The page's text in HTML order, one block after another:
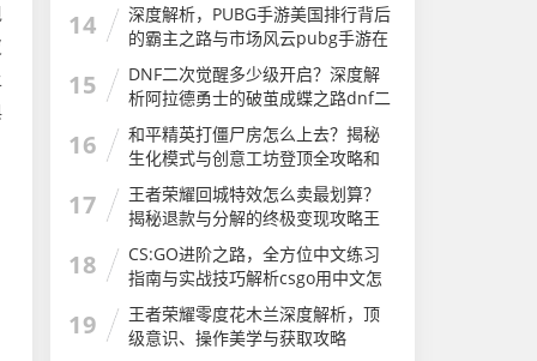
14
深度解析，PUBG手游美国排行背后
的霸主之路与市场风云pubg手游在
国外火吗
15
DNF二次觉醒多少级开启？深度解
析阿拉德勇士的破茧成蝶之路dnf二
次觉醒几级
16
和平精英打僵尸房怎么上去？揭秘
生化模式与创意工坊登顶全攻略和
平精英打僵尸房怎么上去的
17
王者荣耀回城特效怎么卖最划算？
揭秘退款与分解的终极变现攻略王
者荣耀怎么卖回城特效皮肤
18
CS:GO进阶之路，全方位中文练习
指南与实战技巧解析csgo用中文怎
么说
19
王者荣耀零度花木兰深度解析，顶
级意识、操作美学与获取攻略